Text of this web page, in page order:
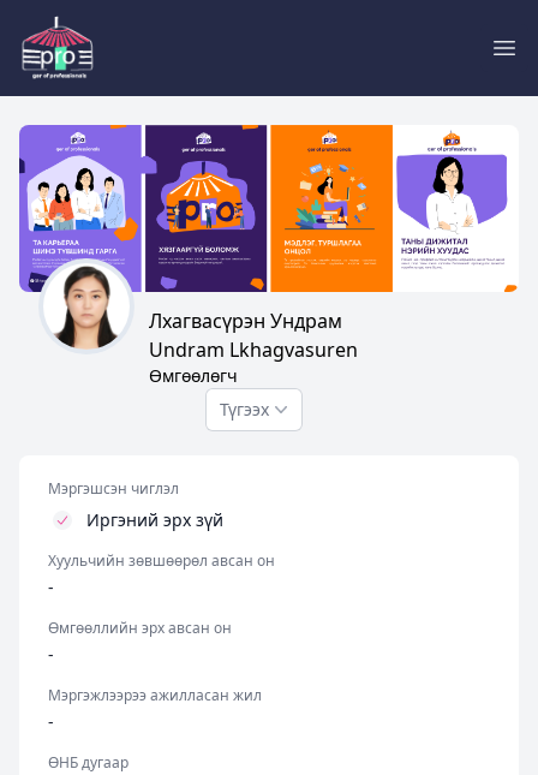
Лхагвасүрэн Ундрам
Undram Lkhagvasuren
Өмгөөлөгч
Түгээх
Мэргэшсэн чиглэл
Иргэний эрх зүй
Хуульчийн зөвшөөрөл авсан он
-
Өмгөөллийн эрх авсан он
-
Мэргэжлээрээ ажилласан жил
-
ӨНБ дугаар